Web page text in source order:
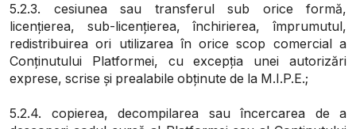
5.2.3. cesiunea sau transferul sub orice formă,
licențierea, sub-licențierea, închirierea, împrumutul,
redistribuirea ori utilizarea în orice scop comercial a
Conținutului Platformei, cu excepția unei autorizări
exprese, scrise și prealabile obținute de la M.I.P.E.;
5.2.4. copierea, decompilarea sau încercarea de a